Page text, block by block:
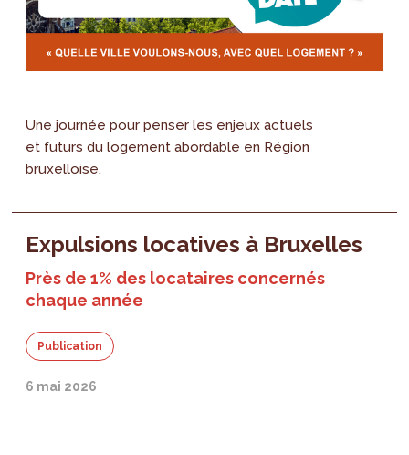
Une journée pour penser les enjeux actuels
et futurs du logement abordable en Région
bruxelloise.
Expulsions locatives à Bruxelles
Près de 1% des locataires concernés
chaque année
Publication
6 mai 2026